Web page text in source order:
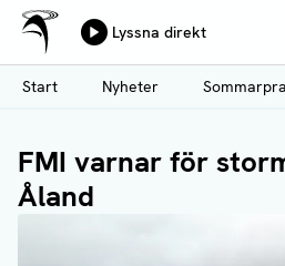
Hoppa
till
huvudinnehåll
Ålands Radio & TV
Lyssna direkt
Start
Nyheter
FMI varnar för
Åland